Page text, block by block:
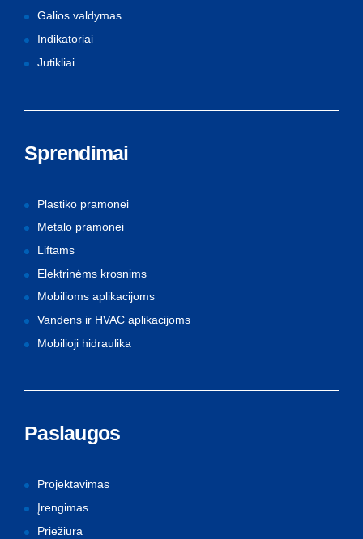
Galios valdymas
Indikatoriai
Jutikliai
Sprendimai
Plastiko pramonei
Metalo pramonei
Liftams
Elektrinėms krosnims
Mobilioms aplikacijoms
Vandens ir HVAC aplikacijoms
Mobilioji hidraulika
Paslaugos
Projektavimas
Įrengimas
Priežiūra